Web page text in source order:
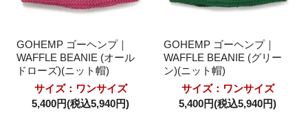
GOHEMP ゴーヘンプ｜
WAFFLE BEANIE (オール
ドローズ)(ニット帽)
サイズ：ワンサイズ
5,400円(税込5,940円)
GOHEMP ゴーヘンプ｜
WAFFLE BEANIE (グリー
ン)(ニット帽)
サイズ：ワンサイズ
5,400円(税込5,940円)